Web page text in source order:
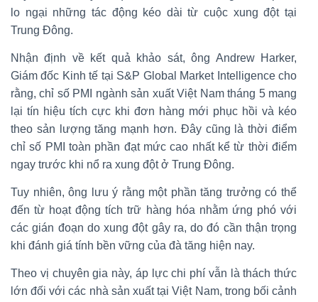
lo ngại những tác động kéo dài từ cuộc xung đột tại
Trung Đông.
Nhận định về kết quả khảo sát, ông Andrew Harker,
Giám đốc Kinh tế tại S&P Global Market Intelligence cho
rằng, chỉ số PMI ngành sản xuất Việt Nam tháng 5 mang
lại tín hiệu tích cực khi đơn hàng mới phục hồi và kéo
theo sản lượng tăng mạnh hơn. Đây cũng là thời điểm
chỉ số PMI toàn phần đạt mức cao nhất kể từ thời điểm
ngay trước khi nổ ra xung đột ở Trung Đông.
Tuy nhiên, ông lưu ý rằng một phần tăng trưởng có thể
đến từ hoạt động tích trữ hàng hóa nhằm ứng phó với
các gián đoạn do xung đột gây ra, do đó cần thận trọng
khi đánh giá tính bền vững của đà tăng hiện nay.
Theo vị chuyên gia này, áp lực chi phí vẫn là thách thức
lớn đối với các nhà sản xuất tại Việt Nam, trong bối cảnh